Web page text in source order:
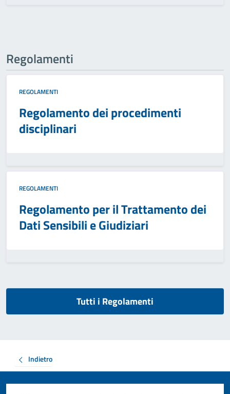
Regolamenti
REGOLAMENTI
Regolamento dei procedimenti
disciplinari
REGOLAMENTI
Regolamento per il Trattamento dei
Dati Sensibili e Giudiziari
Tutti i Regolamenti
Indietro